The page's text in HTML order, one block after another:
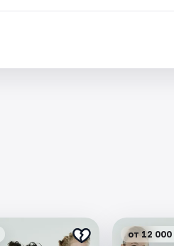
от 12 000